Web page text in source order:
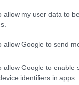
allow my user data to
allow Google to send
allow Google to enable
identifiers in apps.
oferece, vamos